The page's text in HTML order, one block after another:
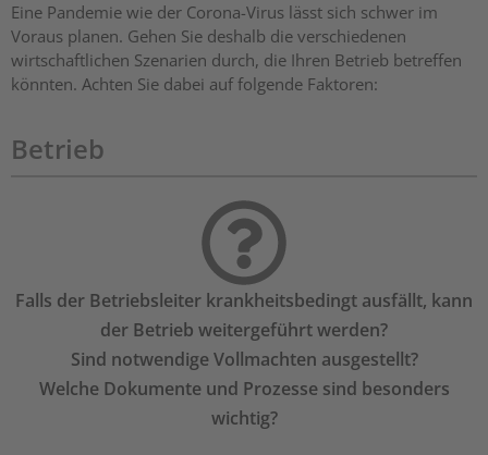
Eine Pandemie wie der Corona-Virus lässt sich schwer im
Voraus planen. Gehen Sie deshalb die verschiedenen
wirtschaftlichen Szenarien durch, die Ihren Betrieb betreffen
könnten. Achten Sie dabei auf folgende Faktoren:
Betrieb
Falls der Betriebsleiter krankheitsbedingt ausfällt, kann
der Betrieb weitergeführt werden?
Sind notwendige Vollmachten ausgestellt?
Welche Dokumente und Prozesse sind besonders
wichtig?